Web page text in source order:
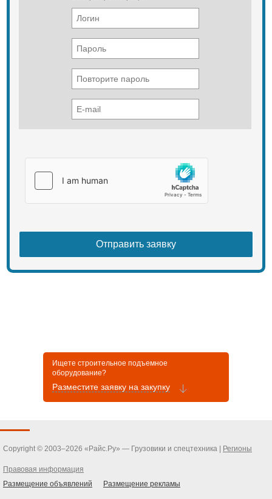
Ищете строительное подъемное
оборудование?
Разместите заявку на закупку
Copyright © 2003–2026 «Райс.Ру» — Грузовики и спецтехника | Регионы
Правовая информация
Размещение объявлений
Размещение рекламы